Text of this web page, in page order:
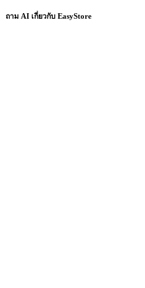
ถาม AI เกี่ยวกับ EasyStore